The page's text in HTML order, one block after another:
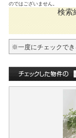
のではございません。
検索
※一度にチェックでき